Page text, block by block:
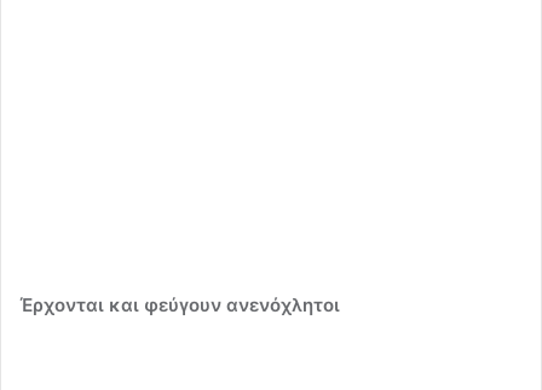
Έρχονται και φεύγουν ανενόχλητοι